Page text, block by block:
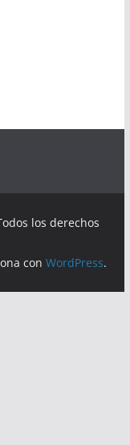
los derechos
conWordPress.